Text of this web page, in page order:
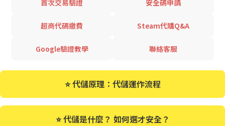
首次交易驗證 安全碼申請
超商代碼繳費 Steam代購Q&A
Google驗證教學 聯絡客服
⭐ 代儲原理：代儲運作流程
⭐ 代儲是什麼？ 如何選才安全？